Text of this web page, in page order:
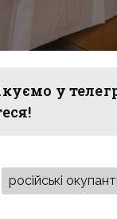
у
російські